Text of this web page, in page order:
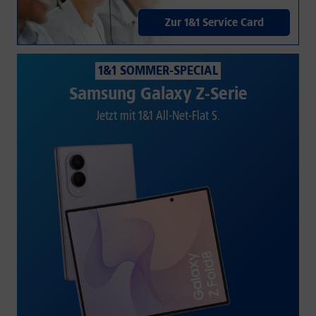
Zur 1&1 Service Card
1&1 SOMMER-SPECIAL
Samsung Galaxy Z-Serie
Jetzt mit 1&1 All-Net-Flat S.